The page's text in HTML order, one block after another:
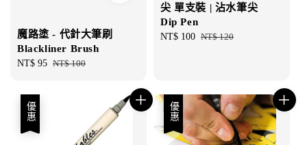
魔路塗 - 代針大筆刷
Blackliner Brush
Sale
NT$ 95 Regular
NT$ 100
尖 單支裝 | 沾水筆尖
Dip Pen
Sale
NT$ 100 Regular
NT$ 120
優惠 優惠